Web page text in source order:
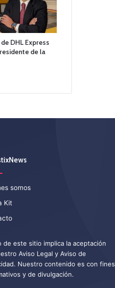
DHL Express
de la
somos
Kit
de este sitio implica la aceptación
Aviso Legal y Aviso de
. Nuestro contenido es con fines
y de divulgación.